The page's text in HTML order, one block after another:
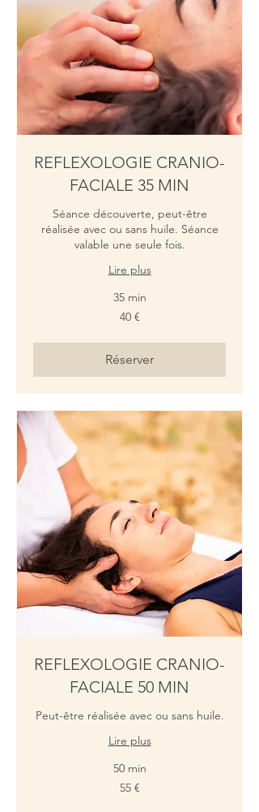
REFLEXOLOGIE CRANIO-
FACIALE 35 MIN
Séance découverte, peut-être
réalisée avec ou sans huile. Séance
valable une seule fois.
Lire plus
35 min
40 €
Réserver
REFLEXOLOGIE CRANIO-
FACIALE 50 MIN
Peut-être réalisée avec ou sans huile.
Lire plus
50 min
55 €